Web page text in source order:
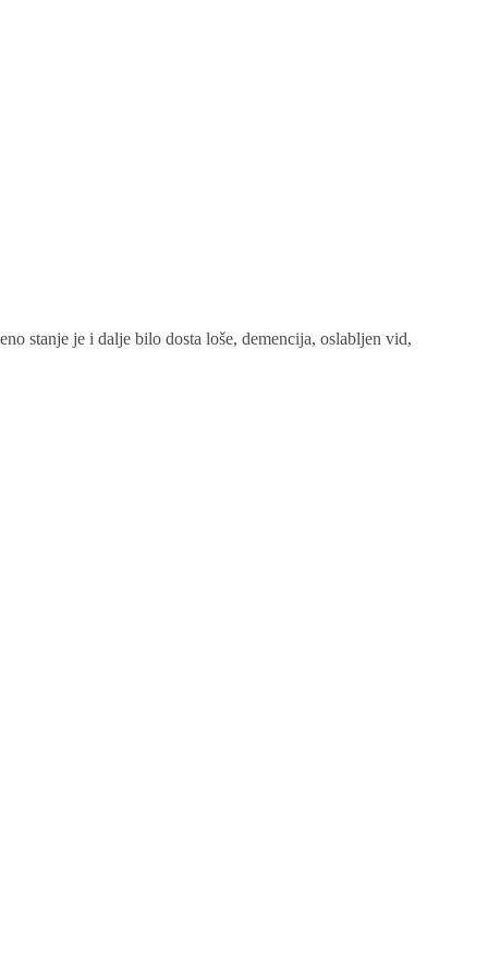
stanje je i dalje bilo dosta loše, demencija, oslabljen vid,